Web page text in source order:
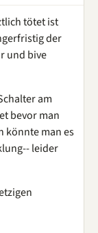
tötet ist
der
und bive
am
bevor man
könnte man es
leider